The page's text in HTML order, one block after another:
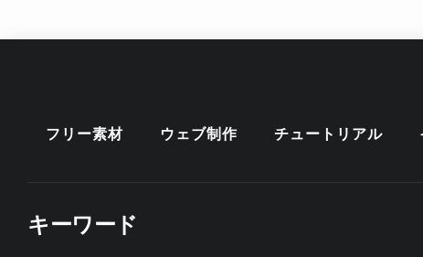
フリー素材 ウェブ制作 チュートリアル
キーワード